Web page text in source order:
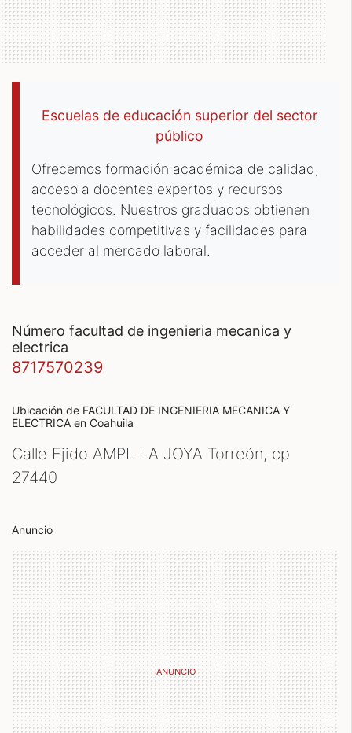
Escuelas de educación superior del sector
público
Ofrecemos formación académica de calidad,
acceso a docentes expertos y recursos
tecnológicos. Nuestros graduados obtienen
habilidades competitivas y facilidades para
acceder al mercado laboral.
número facultad de ingenieria mecanica y
electrica
8717570239
Ubicación de FACULTAD DE INGENIERIA MECANICA Y
ELECTRICA en Coahuila
Calle Ejido AMPL LA JOYA Torreón, cp
27440
Anuncio